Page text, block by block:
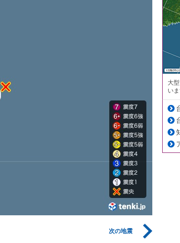
次の地震
大
い